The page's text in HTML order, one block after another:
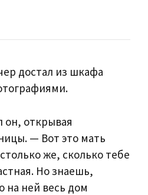
достал из шкафа
открывая
— Вот это мать
же, сколько тебе
Но знаешь,
на ней весь дом